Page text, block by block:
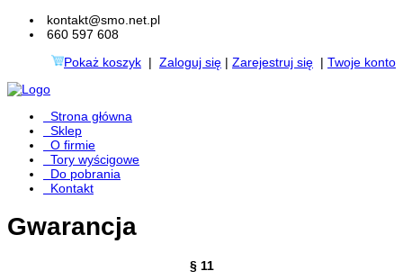
kontakt@smo.net.pl
660 597 608
Pokaż koszyk | Zaloguj się | Zarejestruj się | Twoje konto
Strona główna
Sklep
O firmie
Tory wyścigowe
Do pobrania
Kontakt
Gwarancja
§ 11